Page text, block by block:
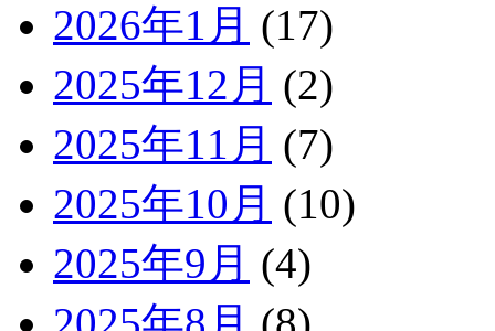
2026年1月 (17)
2025年12月 (2)
2025年11月 (7)
2025年10月 (10)
2025年9月 (4)